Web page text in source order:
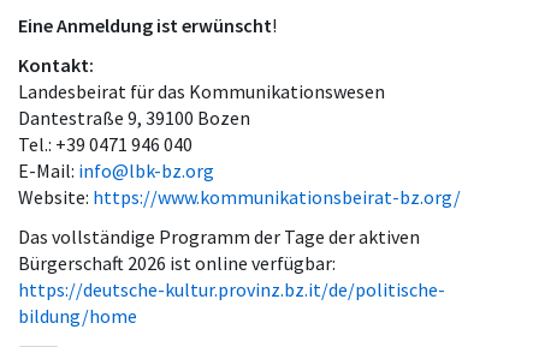
Eine Anmeldung ist erwünscht!
Kontakt:
Landesbeirat für das Kommunikationswesen
Dantestraße 9, 39100 Bozen
Tel.: +39 0471 946 040
E-Mail: info@lbk-bz.org
Website: https://www.kommunikationsbeirat-bz.org/
Das vollständige Programm der Tage der aktiven
Bürgerschaft 2026 ist online verfügbar:
https://deutsche-kultur.provinz.bz.it/de/politische-
bildung/home